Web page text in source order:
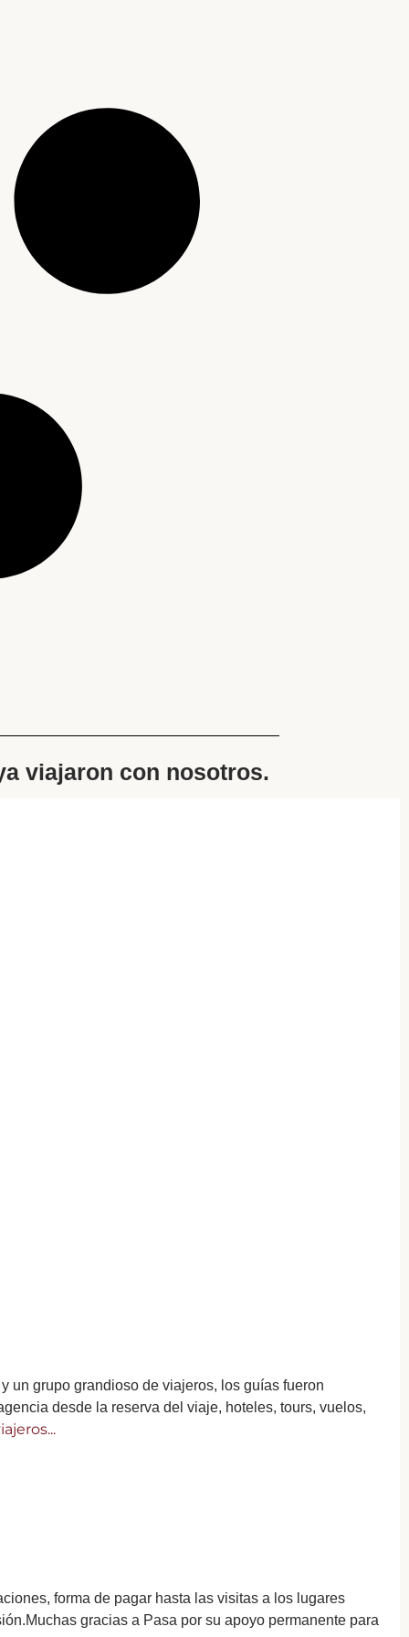
viajaron con nosotros.
un grupo grandioso de viajeros, los guías fueron
desde la reserva del viaje, hoteles, tours, vuelos,
forma de pagar hasta las visitas a los lugares
gracias a Pasa por su apoyo permanente para